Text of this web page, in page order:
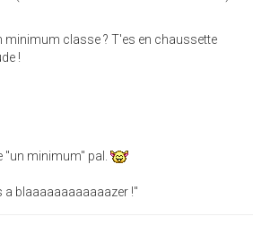
minimum classe ? T'es en chaussette
!
"un minimum" pal.
a blaaaaaaaaaaaazer !"